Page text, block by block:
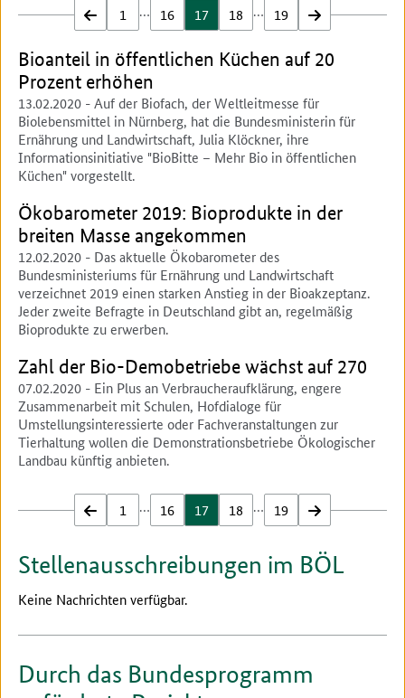
zurück
1 … 16 17 18 … 19 vor
Bioanteil in öffentlichen Küchen auf 20
Prozent erhöhen
13.02.2020 - Auf der Biofach, der Weltleitmesse für
Biolebensmittel in Nürnberg, hat die Bundesministerin für
Ernährung und Landwirtschaft, Julia Klöckner, ihre
Informationsinitiative "BioBitte – Mehr Bio in öffentlichen
Küchen" vorgestellt.
Ökobarometer 2019: Bioprodukte in der
breiten Masse angekommen
12.02.2020 - Das aktuelle Ökobarometer des
Bundesministeriums für Ernährung und Landwirtschaft
verzeichnet 2019 einen starken Anstieg in der Bioakzeptanz.
Jeder zweite Befragte in Deutschland gibt an, regelmäßig
Bioprodukte zu erwerben.
Zahl der Bio-Demobetriebe wächst auf 270
07.02.2020 - Ein Plus an Verbraucheraufklärung, engere
Zusammenarbeit mit Schulen, Hofdialoge für
Umstellungsinteressierte oder Fachveranstaltungen zur
Tierhaltung wollen die Demonstrationsbetriebe Ökologischer
Landbau künftig anbieten.
zurück
1 … 16 17 18 … 19 vor
Stellenausschreibungen im BÖL
Keine Nachrichten verfügbar.
Durch das Bundesprogramm